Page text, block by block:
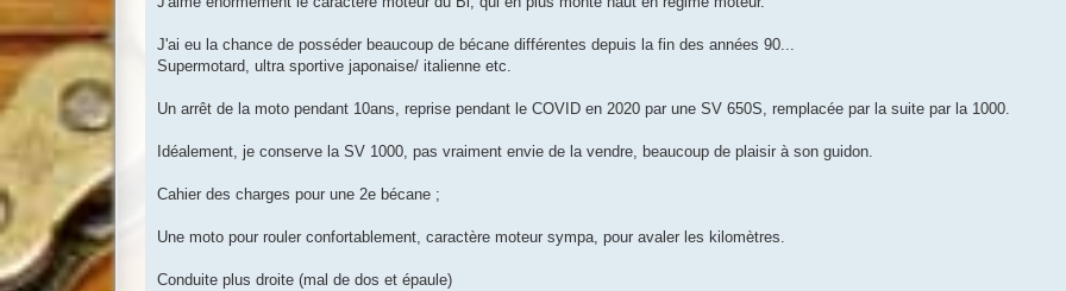
J'ai eu la chance de posséder beaucoup de bécane différentes depuis la fin des années 90...
Supermotard, ultra sportive japonaise/ italienne etc.
Un arrêt de la moto pendant 10ans, reprise pendant le COVID en 2020 par une SV 650S, remplacée par la suite par la 1000.
Idéalement, je conserve la SV 1000, pas vraiment envie de la vendre, beaucoup de plaisir à son guidon.
Cahier des charges pour une 2e bécane ;
Une moto pour rouler confortablement, caractère moteur sympa, pour avaler les kilomètres.
Conduite plus droite (mal de dos et épaule)